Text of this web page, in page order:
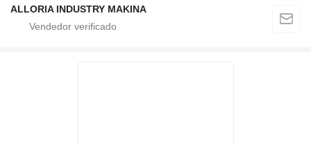
ALLORIA INDUSTRY MAKINA